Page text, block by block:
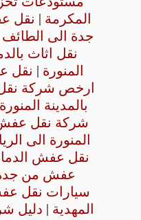
المكرمة | نقل
جدة الى الطائف
نقل اثاث
المنورة | نقل
ارخص شركة
بالمدينة المنورة
شركة نقل عفش
المنورة الى
نقل عفش
عفش من جدة
سيارات نقل
المهدية | دليل